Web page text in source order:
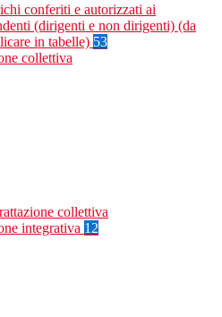
conferiti e autorizzati ai
(dirigenti e non dirigenti) (da
in tabelle) 53
collettiva
collettiva
integrativa 12